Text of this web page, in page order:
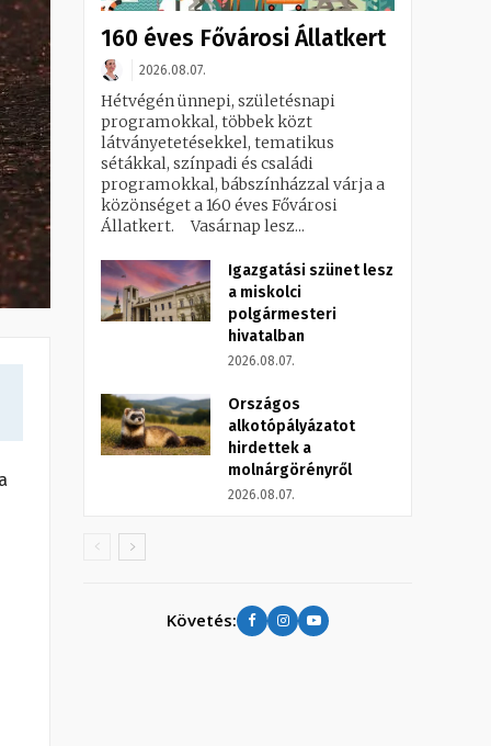
160 éves Fővárosi Állatkert
2026.08.07.
Hétvégén ünnepi, születésnapi
programokkal, többek közt
látványetetésekkel, tematikus
sétákkal, színpadi és családi
programokkal, bábszínházzal várja a
közönséget a 160 éves Fővárosi
Állatkert. Vasárnap lesz...
Igazgatási szünet lesz
a miskolci
polgármesteri
hivatalban
2026.08.07.
Országos
alkotópályázatot
hirdettek a
molnárgörényről
2026.08.07.
Követés: